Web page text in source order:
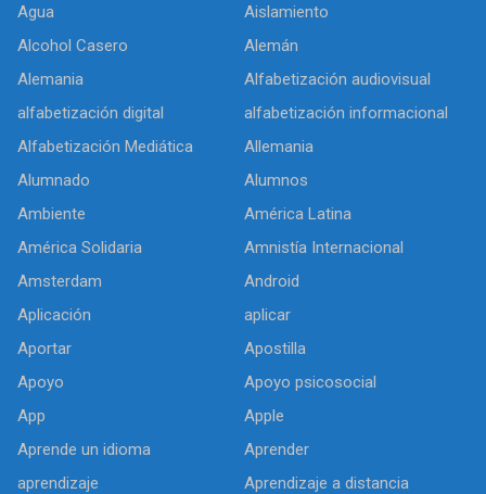
Agua
Aislamiento
Alcohol Casero
Alemán
Alemania
Alfabetización audiovisual
alfabetización digital
alfabetización informacional
Alfabetización Mediática
Allemania
Alumnado
Alumnos
Ambiente
América Latina
América Solidaria
Amnistía Internacional
Amsterdam
Android
Aplicación
aplicar
Aportar
Apostilla
Apoyo
Apoyo psicosocial
App
Apple
Aprende un idioma
Aprender
aprendizaje
Aprendizaje a distancia